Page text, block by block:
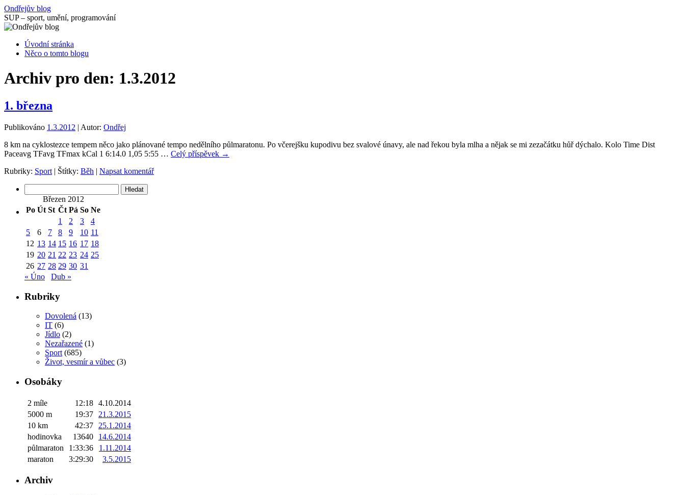
Přejít
k
obsahu
Ondřejův blog
SUP – sport, umění, programování
Úvodní stránka
Něco o tomto blogu
Archiv pro den: 1.3.2012
1. března
Publikováno 1.3.2012 | Autor: Ondřej
8 km na cyklostezce tempem něco jako plánované tempo nedělního půlmaratonu. Po včerejšku kupodivu bez svalové únavy, ale nad řekou byla mlha a nějak se mi zezačátku hůř dýchalo. Kolo Time Dist
Paceavg TFavg TFmax kCal 1 6:14.0 1,05 5:55 … Celý příspěvek →
Rubriky: Sport | Štítky: Běh | Napsat komentář
Březen 2012
Po Út St Čt Pá So Ne
1
2 3
4
5
6 7 8 9 10 11
12 13 14 15 16 17 18
19 20 21 22 23 24 25
26 27 28 29 30 31
« Úno
Dub »
Rubriky
Dovolená (13)
IT (6)
Jídlo (2)
Nezařazené (1)
Sport (685)
Život, vesmír a vůbec (3)
Osobáky
2 míle 12:18 4.10.2014
5000 m
19:37
21.3.2015
10 km
42:37
25.1.2014
hodinovka
13640
14.6.2014
půlmaraton
1:33:36
1.11.2014
maraton
3:29:30 3.5.2015
Archiv